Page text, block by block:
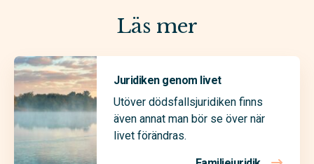
Läs mer
Juridiken genom livet
Utöver dödsfallsjuridiken finns
även annat man bör se över när
livet förändras.